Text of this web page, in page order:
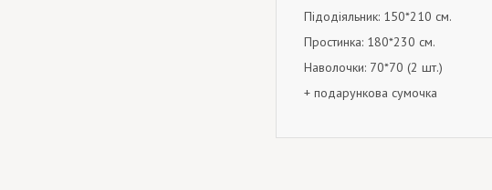
Підодіяльник: 150*210 см.
Простинка: 180*230 см.
Наволочки: 70*70 (2 шт.)
+ подарункова сумочка